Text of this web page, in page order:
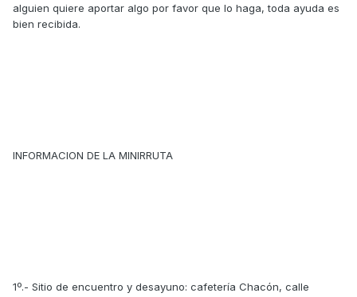
alguien quiere aportar algo por favor que lo haga, toda ayuda es
bien recibida.
INFORMACION DE LA MINIRRUTA
1º.- Sitio de encuentro y desayuno: cafetería Chacón, calle